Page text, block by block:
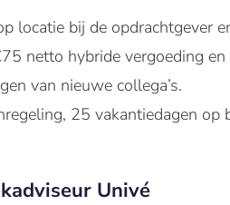
locatie bij de opdrachtgever
netto hybride vergoeding
van nieuwe collega’s.
25 vakantiedagen
Univé